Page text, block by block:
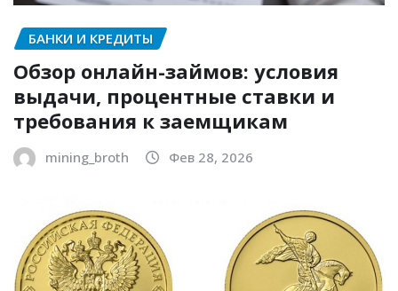
БАНКИ И КРЕДИТЫ
Обзор онлайн-займов: условия
выдачи, процентные ставки и
требования к заемщикам
mining_broth Фев 28, 2026